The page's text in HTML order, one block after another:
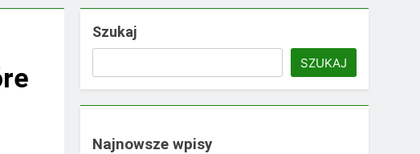
Szukaj
SZUKAJ
Najnowsze wpisy